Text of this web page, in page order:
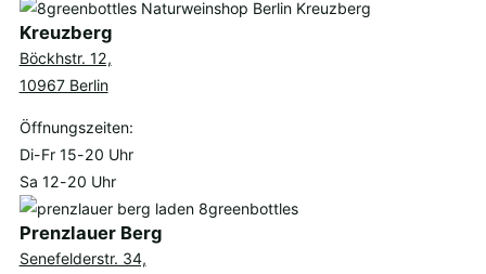
Kreuzberg
Böckhstr. 12,
10967 Berlin
Öffnungszeiten:
Di-Fr 15-20 Uhr
Sa 12-20 Uhr
Prenzlauer Berg
Senefelderstr. 34,